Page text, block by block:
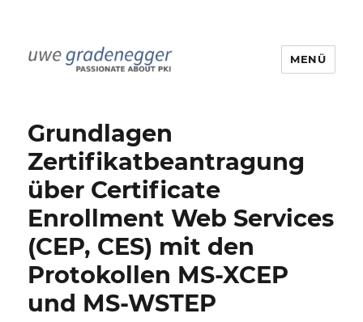
MENÜ
Grundlagen
Zertifikatbeantragung
über Certificate
Enrollment Web Services
(CEP, CES) mit den
Protokollen MS-XCEP
und MS-WSTEP